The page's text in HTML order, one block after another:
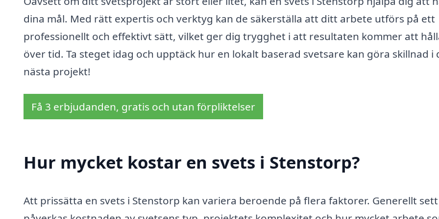
dina mål. Med rätt expertis och verktyg kan de säkerställa att ditt arbete utförs på ett
professionellt och effektivt sätt, vilket ger dig trygghet i att resultaten kommer att
över tid. Ta steget idag och upptäck hur en lokalt baserad svetsare kan göra skillnad i
nästa projekt!
Få 3 erbjudanden, gratis och utan förpliktelser
Hur mycket kostar en svets i Stenstorp?
Att prissätta en svets i Stenstorp kan variera beroende på flera faktorer. Generellt sett